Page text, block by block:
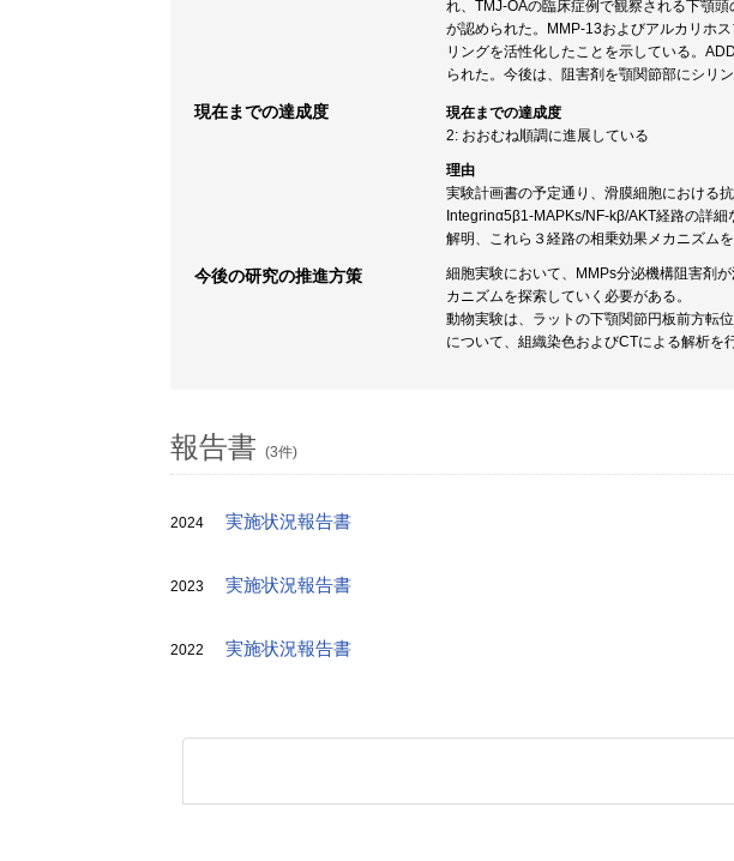
れ、TMJ-OAの臨床症例で観察される下顎
が認められた。MMP-13およびアルカリホ
リングを活性化したことを示している。
られた。今後は、阻害剤を顎関節部にシリ
現在までの達成度
現在までの達成度
2: おおむね順調に進展している
理由
実験計画書の予定通り、滑膜細胞における
Integrinα5β1‐MAPKs/NF-kβ/AKT経路の詳
解明、これら３経路の相乗効果メカニズム
今後の研究の推進方策
細胞実験において、MMPs分泌機構阻害剤
カニズムを探索していく必要がある。
動物実験は、ラットの下顎関節円板前方転
について、組織染色およびCTによる解析を
報告書 (3件)
2024 実施状況報告書
2023 実施状況報告書
2022 実施状況報告書